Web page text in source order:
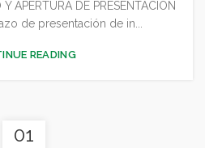
APERTURA DE PRESENTACION
de presentación de in...
READING
01